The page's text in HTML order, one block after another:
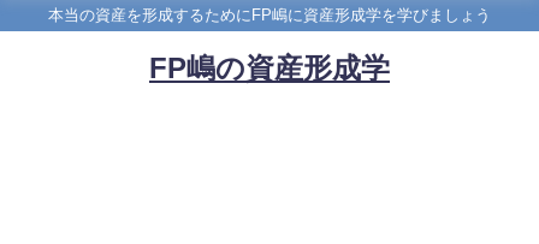
本当の資産を形成するためにFP嶋に資産形成学を学びましょう
FP嶋の資産形成学